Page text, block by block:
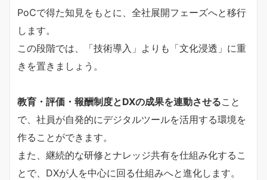
PoCで得た知見をもとに、全社展開フェーズへと移行
します。
この段階では、「技術導入」よりも「文化浸透」に重
きを置きましょう。
教育・評価・報酬制度とDXの成果を連動させること
で、社員が自発的にデジタルツールを活用する環境を
作ることができます。
また、継続的な研修とナレッジ共有を仕組み化するこ
とで、DXが人を中心に回る仕組みへと進化します。